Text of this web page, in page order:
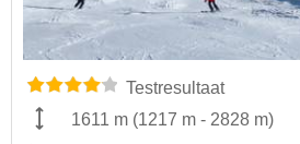
Testresultaat
1611 m (1217 m - 2828 m)